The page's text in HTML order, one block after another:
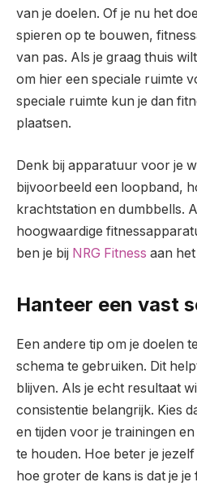
van je doelen. Of je nu het
spieren op te bouwen,
van pas. Als je graag thuis
om hier een speciale ruimte
speciale ruimte kun je dan
plaatsen.
Denk bij apparatuur voor je
bijvoorbeeld een loopband,
krachtstation en dumbbells.
hoogwaardige
ben je bij NRG Fitness aan
Hanteer een vast
Een andere tip om je doelen
schema te gebruiken. Dit
blijven. Als je echt resultaat
consistentie belangrijk. Kies
en tijden voor je trainingen
te houden. Hoe beter je
hoe groter de kans is dat je